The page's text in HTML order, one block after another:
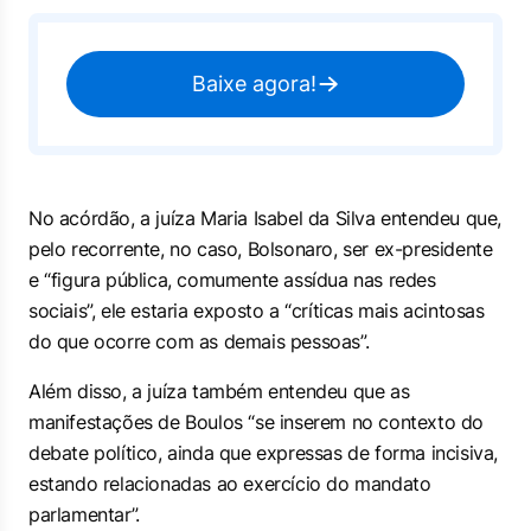
Baixe agora!
No acórdão, a juíza Maria Isabel da Silva entendeu que,
pelo recorrente, no caso, Bolsonaro, ser ex-presidente
e “figura pública, comumente assídua nas redes
sociais”, ele estaria exposto a “críticas mais acintosas
do que ocorre com as demais pessoas”.
Além disso, a juíza também entendeu que as
manifestações de Boulos “se inserem no contexto do
debate político, ainda que expressas de forma incisiva,
estando relacionadas ao exercício do mandato
parlamentar”.